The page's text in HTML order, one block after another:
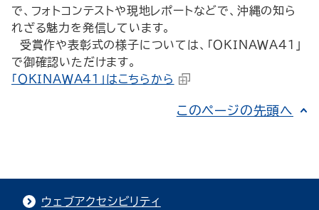
で、フォトコンテストや現地レポートなどで、沖縄の知ら
れざる魅力を発信しています。
受賞作や表彰式の様子については、「ＯＫＩＮＡＷＡ４１」
で御確認いただけます。
「ＯＫＩＮＡＷＡ４１」はこちらから
このページの先頭へ
ウェブアクセシビリティ